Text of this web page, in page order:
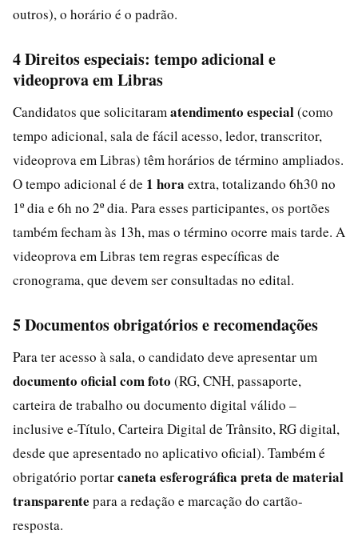
outros), o horário é o padrão.
4 Direitos especiais: tempo adicional e
videoprova em Libras
Candidatos que solicitaram atendimento especial(como
tempo adicional, sala de fácil acesso, ledor, transcritor,
videoprova em Libras) têm horários de término ampliados.
O tempo adicional é de 1 hora extra, totalizando 6h30 no
1º dia e 6h no 2º dia. Para esses participantes, os portões
também fecham às 13h, mas o término ocorre mais tarde. A
videoprova em Libras tem regras específicas de
cronograma, que devem ser consultadas no edital.
5 Documentos obrigatórios e recomendações
Para ter acesso à sala, o candidato deve apresentar um
documento oficial com foto (RG, CNH, passaporte,
carteira de trabalho ou documento digital válido –
inclusive e-Título, Carteira Digital de Trânsito, RG digital,
desde que apresentado no aplicativo oficial). Também é
obrigatório portarcaneta esferográfica preta de material
transparente para a redação e marcação do cartão-
resposta.